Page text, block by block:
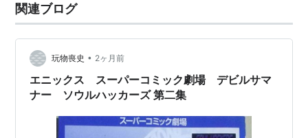
関連ブログ
玩物喪史 • 2ヶ月前
エニックス スーパーコミック劇場 デビルサマ
ナー ソウルハッカーズ 第二集